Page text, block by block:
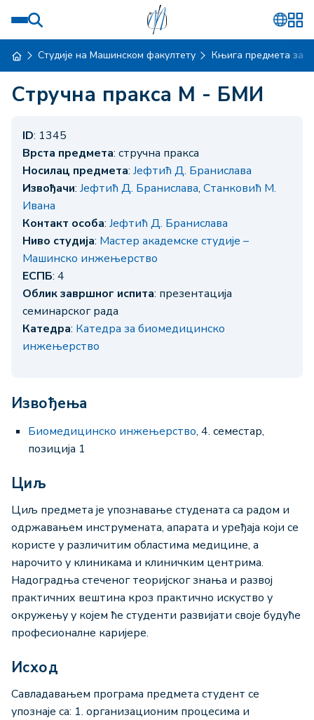
Студије на Машинском факултету Књига предмета за
Стручна пракса М - БМИ
ID: 1345
Врста предмета: стручна пракса
Носилац предмета: Јефтић Д. Бранислава
Извођачи: Јефтић Д. Бранислава, Станковић М.
Ивана
Контакт особа: Јефтић Д. Бранислава
Ниво студија: Мастер академске студије –
Машинско инжењерство
ЕСПБ: 4
Облик завршног испита: презентација
семинарског рада
Катедра: Катедра за биомедицинско
инжењерство
Извођења
Биомедицинско инжењерство, 4. семестар,
позиција 1
Циљ
Циљ предмета је упознавање студената са радом и
одржавањем инструмената, апарата и уређаја који се
користе у различитим областима медицине, а
нарочито у клиникама и клиничким центрима.
Надоградња стеченог теоријског знања и развој
практичних вештина кроз практично искуство у
окружењу у којем ће студенти развијати своје будуће
професионалне каријере.
Исход
Савладавањем програма предмета студент се
упознаје са: 1. организационим процесима и